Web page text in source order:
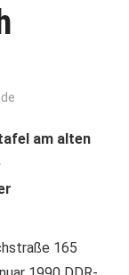
am alten
165